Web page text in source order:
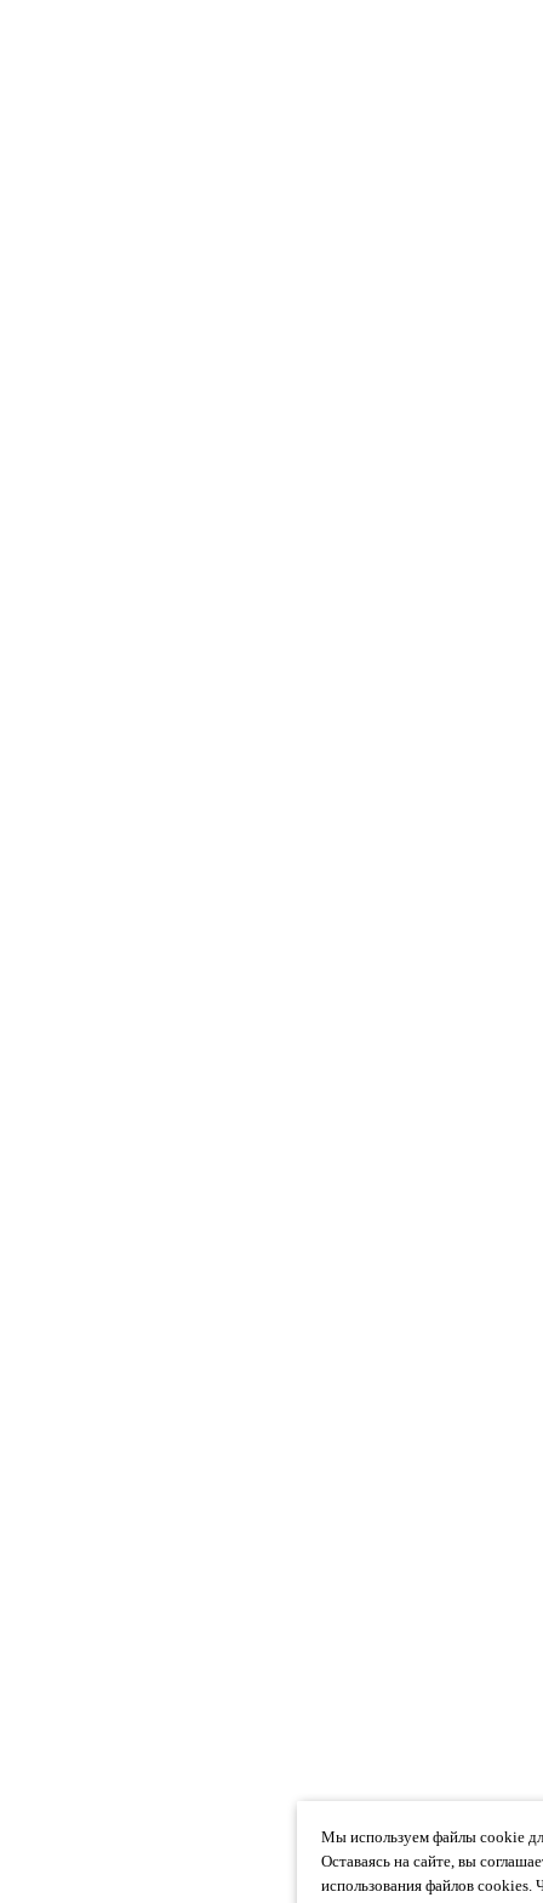
Мы используем файлы cookie
Оставаясь на сайте, вы
использования файлов cookies.